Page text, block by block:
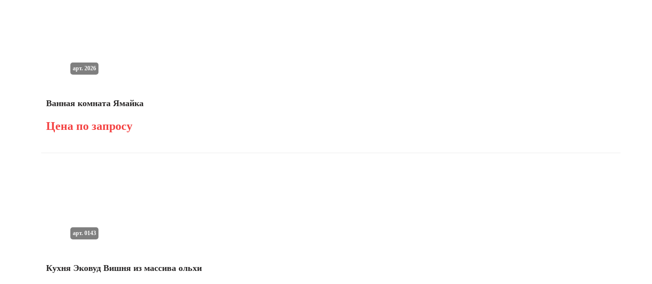
Ванная комната Ямайка
Цена по запросу
арт. 2026
Кухня Эковуд Вишня из массива ольхи
арт. 0143